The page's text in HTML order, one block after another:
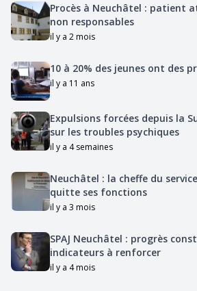
Procès à Neuchâtel : patient
non responsables
il y a 2 mois
10 à 20% des jeunes ont des
il y a 11 ans
Expulsions forcées depuis la
sur les troubles psychiques
il y a 4 semaines
Neuchâtel : la cheffe du
quitte ses fonctions
il y a 3 mois
SPAJ Neuchâtel : progrès
indicateurs à renforcer
il y a 4 mois